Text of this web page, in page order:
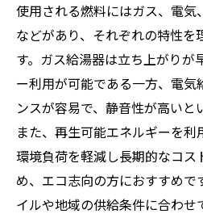
家族全員で取り組む
節水モード付き給湯
シャワーと浴槽の使
日常生活での節水意
定期メンテナンスが給湯
メンテナンスの頻度
プロの点検でトラブ
簡単にできるセルフ
使用される燃料にはガス、電
などがあり、それぞれの特性を
す。ガス給湯器は立ち上がりが
ー利用が可能である一方、電
ンスが容易で、静音性が高いと
また、再生可能エネルギーを利
環境負荷を軽減し長期的なコス
め、エコ志向の方におすすめで
イルや地域の供給条件に合わ